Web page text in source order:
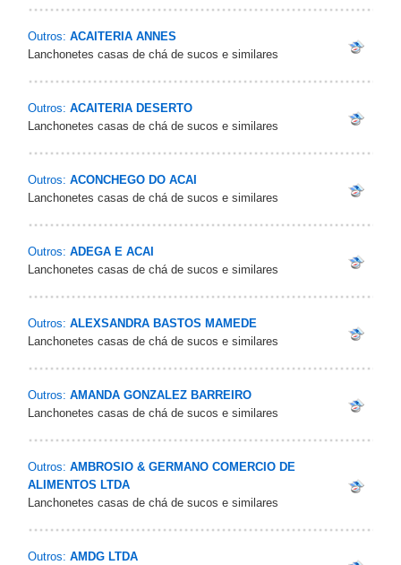
Outros: ACAITERIA ANNES
Lanchonetes casas de chá de sucos e similares
Outros: ACAITERIA DESERTO
Lanchonetes casas de chá de sucos e similares
Outros: ACONCHEGO DO ACAI
Lanchonetes casas de chá de sucos e similares
Outros: ADEGA E ACAI
Lanchonetes casas de chá de sucos e similares
Outros: ALEXSANDRA BASTOS MAMEDE
Lanchonetes casas de chá de sucos e similares
Outros: AMANDA GONZALEZ BARREIRO
Lanchonetes casas de chá de sucos e similares
Outros: AMBROSIO & GERMANO COMERCIO DE
ALIMENTOS LTDA
Lanchonetes casas de chá de sucos e similares
Outros: AMDG LTDA